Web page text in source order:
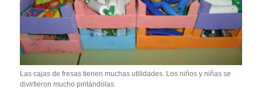
Las cajas de fresas tienen muchas utilidades. Los niños y niñas se
divirtieron mucho pintándolas.